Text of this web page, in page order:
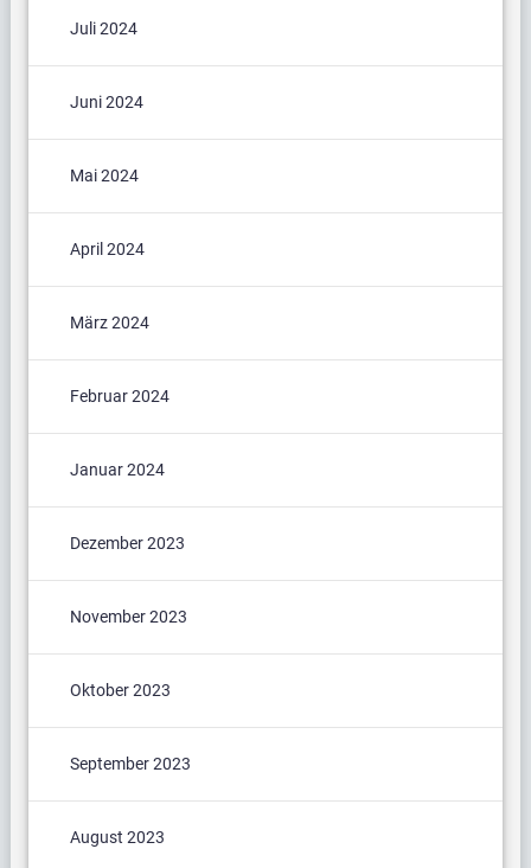
Juli 2024
Juni 2024
Mai 2024
April 2024
März 2024
Februar 2024
Januar 2024
Dezember 2023
November 2023
Oktober 2023
September 2023
August 2023